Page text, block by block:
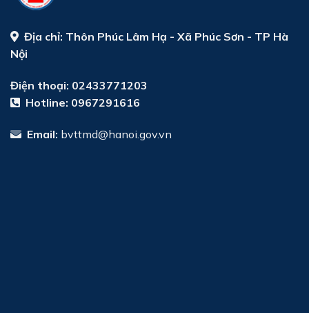
Địa chỉ: Thôn Phúc Lâm Hạ - Xã Phúc Sơn - TP Hà
Nội
Điện thoại: 02433771203
Hotline: 0967291616
Email: bvttmd@hanoi.gov.vn